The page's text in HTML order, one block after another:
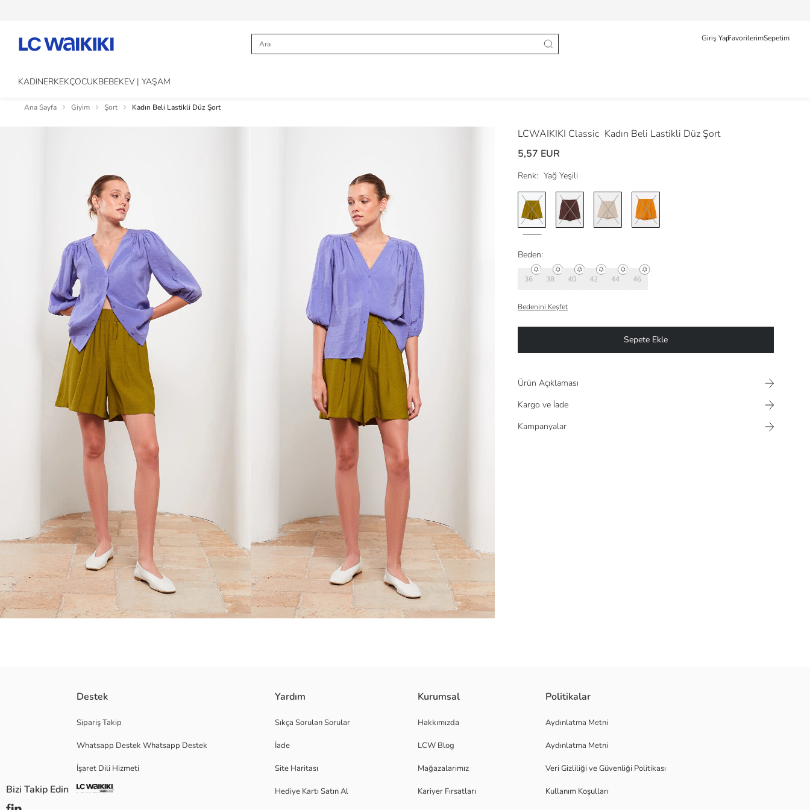
Giriş YapFavorilerimSepetim
KADINERKEKÇOCUKBEBEKEV | YAŞAM
Ana Sayfa Giyim Şort Kadın Beli Lastikli Düz Şort
LCWAIKIKI Classic Kadın Beli Lastikli Düz Şort
5,57 EUR
Renk: Yağ Yeşili
Beden:
36 38 40 42 44 46
Bedenini Keşfet
Sepete Ekle
Ürün Açıklaması
Kargo ve İade
Kampanyalar
Cinsiyet:
Kalıp:
Destek
Sipariş Takip
Whatsapp Destek Whatsapp Destek
İşaret Dili Hizmeti
Yardım
Sıkça Sorulan Sorular
İade
Site Haritası
Hediye Kartı Satın Al
Kurumsal
Hakkımızda
LCW Blog
Mağazalarımız
Kariyer Fırsatları
Politikalar
Aydınlatma Metni
Aydınlatma Metni
Veri Gizliliği ve Güvenliği Politikası
Kullanım Koşulları
Bizi Takip Edin